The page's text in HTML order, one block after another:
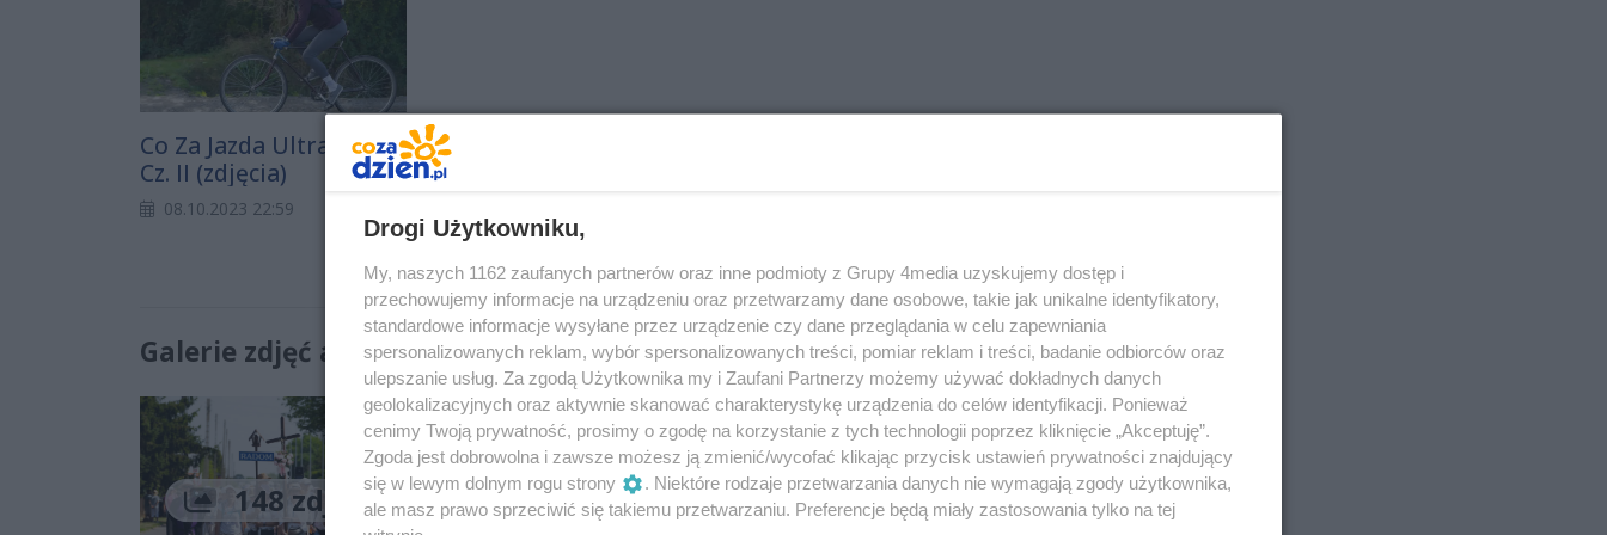
Co Za Jazda Ultra 2023!
Cz. II (zdjęcia)
08.10.2023 22:59
Galerie zdjęć autora (713):
148 zdjęć 18 zdjęć 51 zdjęć
Drogi Użytkowniku,
My, naszych 1162 zaufanych partnerów oraz inne podmioty z Grupy 4media uzyskujemy dostęp i
przechowujemy informacje na urządzeniu oraz przetwarzamy dane osobowe, takie jak unikalne identyfikatory,
standardowe informacje wysyłane przez urządzenie czy dane przeglądania w celu zapewniania
spersonalizowanych reklam, wybór spersonalizowanych treści, pomiar reklam i treści, badanie odbiorców oraz
ulepszanie usług. Za zgodą Użytkownika my i Zaufani Partnerzy możemy używać dokładnych danych
geolokalizacyjnych oraz aktywnie skanować charakterystykę urządzenia do celów identyfikacji. Ponieważ
cenimy Twoją prywatność, prosimy o zgodę na korzystanie z tych technologii poprzez kliknięcie „Akceptuję”.
Zgoda jest dobrowolna i zawsze możesz ją zmienić/wycofać klikając przycisk ustawień prywatności znajdujący
się w lewym dolnym rogu strony
. Niektóre rodzaje przetwarzania danych nie wymagają zgody użytkownika,
ale masz prawo sprzeciwić się takiemu przetwarzaniu. Preferencje będą miały zastosowania tylko na tej